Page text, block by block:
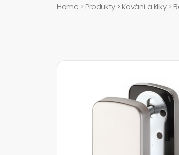
Home > Produkty> Kování a kliky>